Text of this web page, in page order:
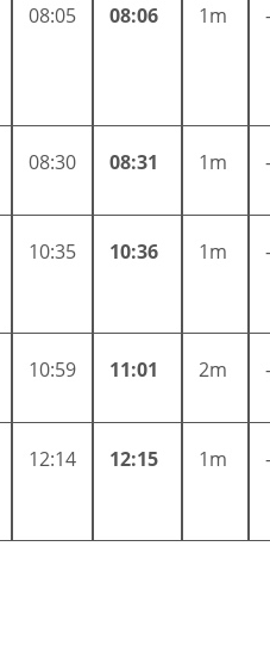
08:05 08:06 1m
08:30 08:31 1m
10:35 10:36 1m
10:59 11:01 2m
12:14 12:15 1m